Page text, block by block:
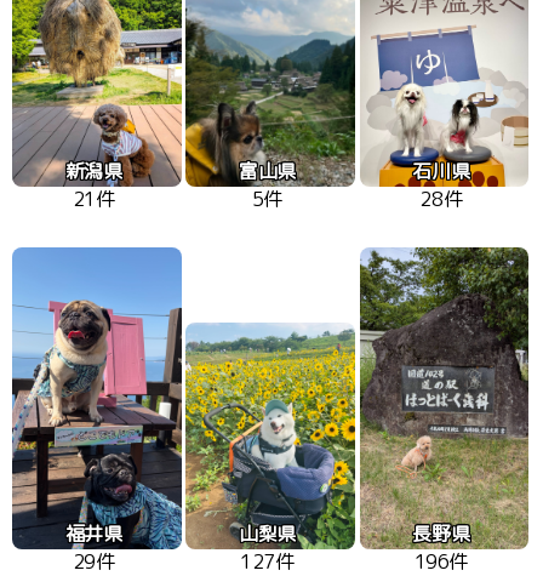
新潟県
21件
富山県
5件
石川県
28件
福井県
29件
山梨県
127件
長野県
196件